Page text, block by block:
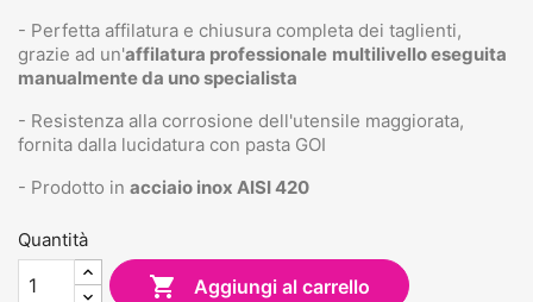
- Perfetta affilatura e chiusura completa dei taglienti,
grazie ad un'affilatura professionale multilivello eseguita
manualmente da uno specialista
- Resistenza alla corrosione dell'utensile maggiorata,
fornita dalla lucidatura con pasta GOI
- Prodotto in acciaio inox AISI 420
Quantità
 Aggiungi al carrello